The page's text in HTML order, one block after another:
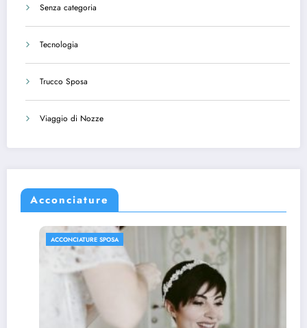
Senza categoria
Tecnologia
Trucco Sposa
Viaggio di Nozze
Acconciature
ACCONCIATURE SPOSA